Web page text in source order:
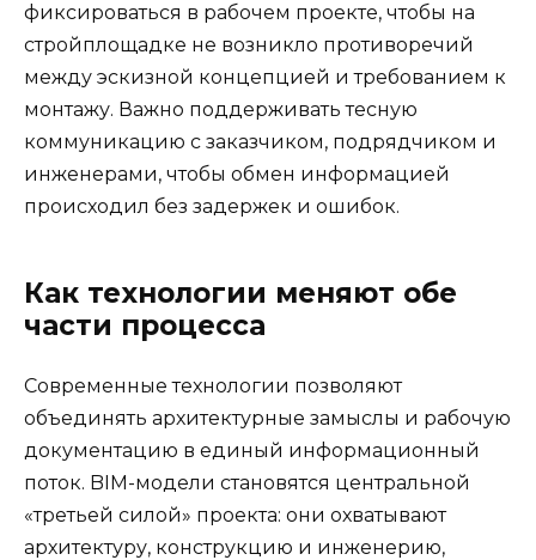
фиксироваться в рабочем проекте, чтобы на
стройплощадке не возникло противоречий
между эскизной концепцией и требованием к
монтажу. Важно поддерживать тесную
коммуникацию с заказчиком, подрядчиком и
инженерами, чтобы обмен информацией
происходил без задержек и ошибок.
Как технологии меняют обе
части процесса
Современные технологии позволяют
объединять архитектурные замыслы и рабочую
документацию в единый информационный
поток. BIM-модели становятся центральной
«третьей силой» проекта: они охватывают
архитектуру, конструкцию и инженерию,